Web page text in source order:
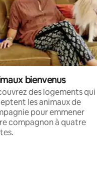
bienvenus
des logements qui
les animaux de
pour emmener
compagnon à quatre